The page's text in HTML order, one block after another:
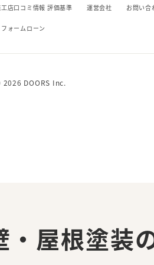
店口コミ情報 評価基準 運営会社 お問い合
フォームローン
DOORS Inc.
・屋根塗装